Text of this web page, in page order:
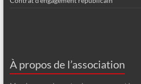
À propos de l’association